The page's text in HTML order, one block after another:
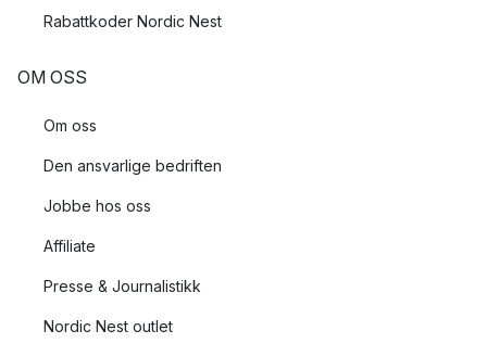
Rabattkoder Nordic Nest
OM OSS
Om oss
Den ansvarlige bedriften
Jobbe hos oss
Affiliate
Presse & Journalistikk
Nordic Nest outlet